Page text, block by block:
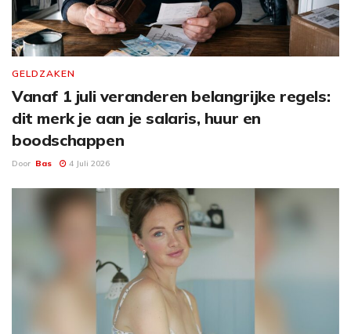
GELDZAKEN
Vanaf 1 juli veranderen belangrijke regels:
dit merk je aan je salaris, huur en
boodschappen
Door Bas 4 Juli 2026